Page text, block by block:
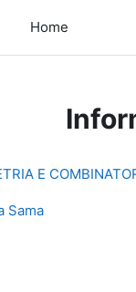
Home
E
Sama